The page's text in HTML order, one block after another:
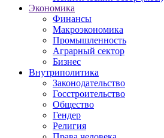
Экономика
Финансы
Макроэкономика
Промышленность
Аграрный сектор
Бизнес
Внутриполитика
Законодательство
Госстроительство
Общество
Гендер
Религия